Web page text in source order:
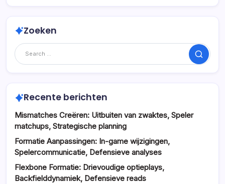
Zoeken
Search
Recente berichten
Mismatches Creëren: Uitbuiten van zwaktes, Speler
matchups, Strategische planning
Formatie Aanpassingen: In-game wijzigingen,
Spelercommunicatie, Defensieve analyses
Flexbone Formatie: Drievoudige optieplays,
Backfielddynamiek, Defensieve reads